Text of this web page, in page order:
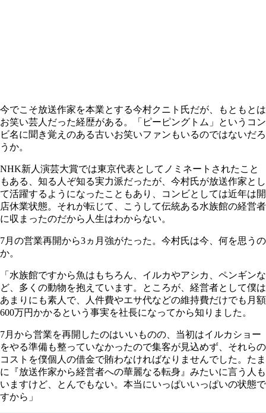
今でこそ放送作家を本業とする今村クニト氏だが、もともとは
お笑い芸人だった経歴がある。「ピーピングトム」というコン
ビ名に聞き覚えのある古いお笑いファンもいるのではないだろ
うか。
NHK新人演芸大賞では東京代表としてノミネートされたこと
もある、知る人ぞ知る実力派だったが、今村氏が放送作家とし
て活躍するようになったこともあり、コンビとしては近年は開
店休業状態。それが転じて、こうして伝統ある水族館の経営者
に収まったのだから人生はわからない。
7月の営業再開から3ヵ月強がたった。今村氏は今、何を思うの
か。
「水族館ですから魚はもちろん、イルカやアシカ、ペンギンな
ど、多くの動物を抱えています。ところが、経営者として僕は
あまりにも素人で、人件費やエサ代などの維持費だけでも月額
600万円かかるという事実を社長になってから知りました。
7月から営業を再開したのはいいものの、当初はイルカショー
をやる準備も整っていなかったので集客が見込めず、それらの
コストを僕個人の借金で賄わなければなりませんでした。たま
に『放送作家から経営者への華麗なる転身』みたいに言う人も
いますけど、とんでもない。本当にいっぱいいっぱいの状態で
すから」